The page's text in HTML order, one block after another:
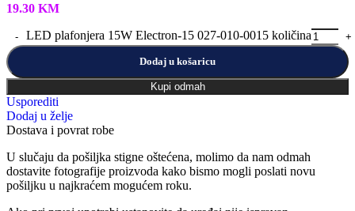
19.30 KM
LED plafonjera 15W Electron-15 027-010-0015 količina
Dodaj u košaricu
Kupi odmah
Usporediti
Dodaj u želje
Dostava i povrat robe
U slučaju da pošiljka stigne oštećena, molimo da nam odmah
dostavite fotografije proizvoda kako bismo mogli poslati novu
pošiljku u najkraćem mogućem roku.